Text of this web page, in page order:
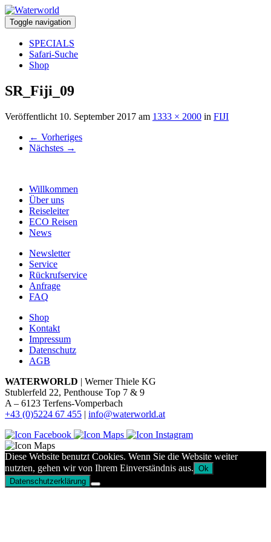
Toggle navigation
SPECIALS
Safari-Suche
Shop
SR_Fiji_09
Veröffentlicht 10. September 2017 am 1333 × 2000 in FIJI
← Vorheriges
Nächstes →
Willkommen
Über uns
Reiseleiter
ECO Reisen
News
Newsletter
Service
Rückrufservice
Anfrage
FAQ
Shop
Kontakt
Impressum
Datenschutz
AGB
WATERWORLD | Werner Thiele KG
Stublerfeld 22, Penthouse Top 7 & 9
A – 6123 Terfens-Vomperbach
+43 (0)5224 67 455 | info@waterworld.at
Diese Website benutzt Cookies. Wenn Sie die Website weiter
nutzten, gehen wir von Ihrem Einverständnis aus. Ok
Datenschutzerklärung